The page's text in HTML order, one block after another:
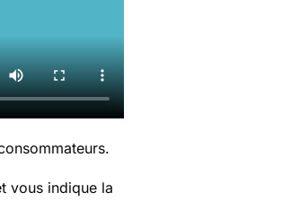
vous indique la